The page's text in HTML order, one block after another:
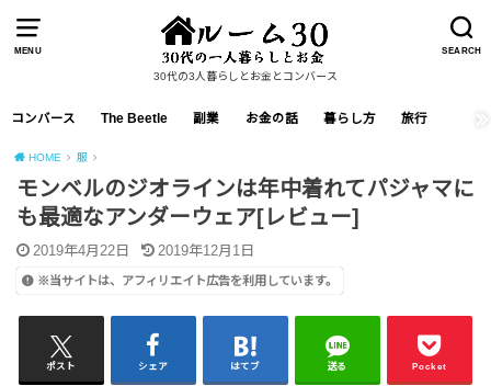
MENU SEARCH
30代の3人暮らしとお金とコンバース
コンバース The Beetle 副業 お金の話 暮らし方 旅行
HOME 服
モンベルのジオラインは年中着れてパジャマに
も最適なアンダーウェア[レビュー]
2019年4月22日 2019年12月1日
※当サイトは、アフィリエイト広告を利用しています。
ポスト シェア はてブ 送る Pocket